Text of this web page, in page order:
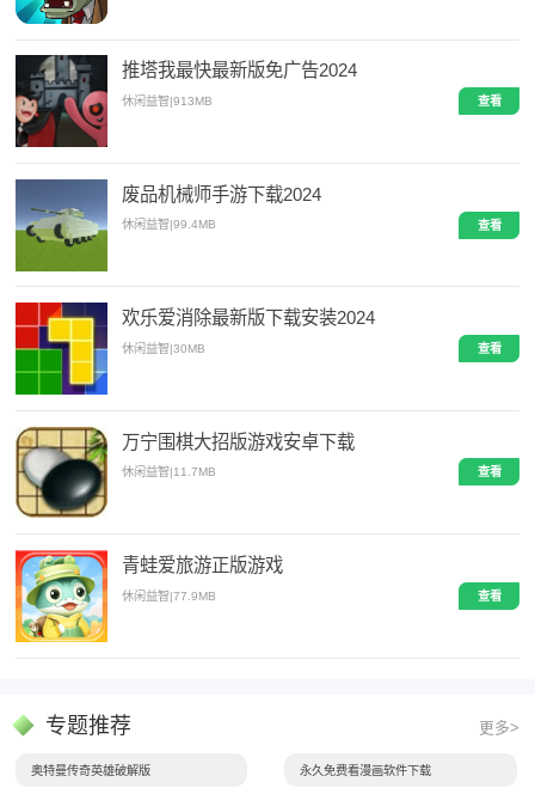
推塔我最快最新版免广告2024
休闲益智|913MB 查看
废品机械师手游下载2024
休闲益智|99.4MB 查看
欢乐爱消除最新版下载安装2024
休闲益智|30MB 查看
万宁围棋大招版游戏安卓下载
休闲益智|11.7MB 查看
青蛙爱旅游正版游戏
休闲益智|77.9MB 查看
专题推荐 更多>
奥特曼传奇英雄破解版 永久免费看漫画软件下载